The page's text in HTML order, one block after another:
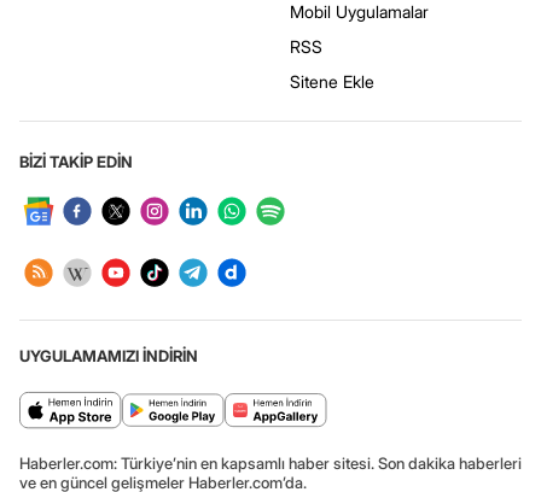
Mobil Uygulamalar
RSS
Sitene Ekle
BİZİ TAKİP EDİN
UYGULAMAMIZI İNDİRİN
Haberler.com: Türkiye’nin en kapsamlı haber sitesi. Son dakika haberleri
ve en güncel gelişmeler Haberler.com’da.